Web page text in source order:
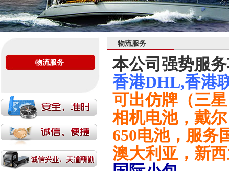
物流服务
物流服务
本公司强势服
香港DHL,香港
可出仿牌（三
相机电池，戴
650电池，服务
澳大利亚，新